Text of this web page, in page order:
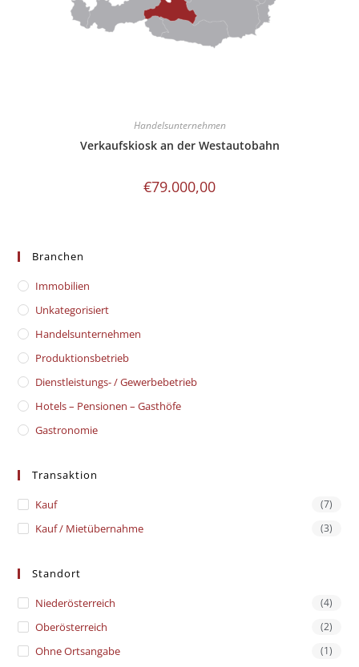
Handelsunternehmen
Verkaufskiosk an der Westautobahn
€79.000,00
Branchen
Immobilien
Unkategorisiert
Handelsunternehmen
Produktionsbetrieb
Dienstleistungs- / Gewerbebetrieb
Hotels – Pensionen – Gasthöfe
Gastronomie
Transaktion
Kauf (7)
Kauf / Mietübernahme (3)
Standort
Niederösterreich (4)
Oberösterreich (2)
Ohne Ortsangabe (1)